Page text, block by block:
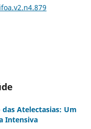
Atelectasias: Um
Intensiva